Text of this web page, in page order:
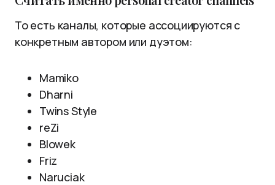
То есть каналы, которые ассоциируются с
конкретным автором или дуэтом:
Mamiko
Dharni
Twins Style
reZi
Blowek
Friz
Naruciak